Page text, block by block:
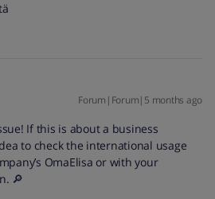
Forum|Forum|5 months ago
If this is about a business
to check the international usage
OmaElisa or with your
🔎